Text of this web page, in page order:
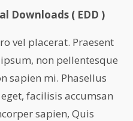
Downloads ( EDD )
vel placerat. Praesent
non pellentesque
sapien mi. Phasellus
facilisis accumsan
sapien, Quis